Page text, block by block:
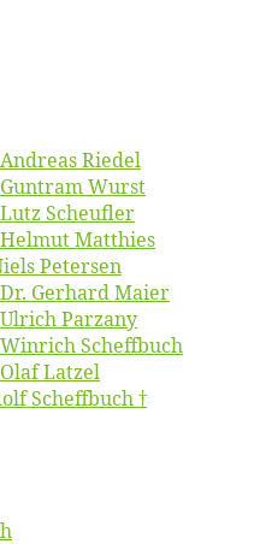
Riedel
Wurst
Scheufler
Matthies
Petersen
Ger­hard Maier
Parzany
Scheffbuch
Latzel
Scheffbuch †